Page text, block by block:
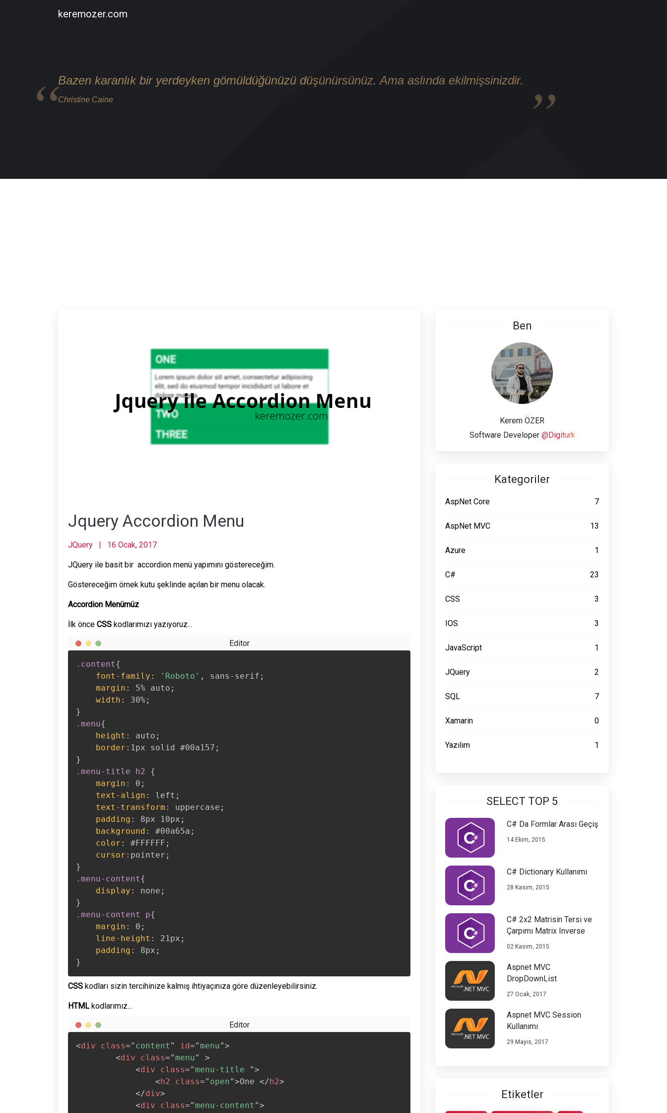
keremozer.com
Bazen karanlık bir yerdeyken gömüldüğünüzü düşünürsünüz. Ama aslında ekilmişsinizdir.
Christine Caine
Jquery Accordion Menu
JQuery 16 Ocak, 2017
JQuery ile basit bir accordion menü yapımını göstereceğim.
Göstereceğim örnek kutu şeklinde açılan bir menu olacak.
Accordion Menümüz
İlk önce CSS kodlarımızı yazıyoruz...
.content{
font-family : 'Roboto' , sans-serif ;
margin : 5% auto ;
width : 30%;
}
.menu{
height : auto ;
border : 1px solid #00a157 ;
}
.menu-title h2
{
margin : 0 ;
text-align : left ;
text-transform : uppercase ;
padding : 8px 10px ;
background : #00a65a ;
color : #FFFFFF ;
cursor : pointer ;
}
.menu-content{
display : none ;
}
.menu-content p{
margin : 0 ;
line-height : 21px ;
padding : 8px ;
}
CSS kodları sizin tercihinize kalmış ihtiyaçınıza göre düzenleyebilirsiniz.
HTMLkodlarımız...
<div class=" content " id=" menu">
<div class=" menu"
>
<div class=" menu-title ">
< h2 class=" open">One </ h2>
</div>
<div class=" menu-content ">
Ben
Kerem ÖZER
Software Developer @Digiturk
Kategoriler
AspNet Core 7
AspNet MVC 13
Azure 1
C# 23
CSS 3
IOS 3
JavaScript 1
JQuery 2
SQL 7
Xamarin 0
Yazılım 1
SELECT TOP 5
C# Da Formlar Arası Geçiş
14 Ekim, 2015
C# Dictionary Kullanımı
28 Kasım, 2015
C# 2x2 Matrisin Tersi ve
Çarpımı Matrix Inverse
02 Kasım, 2015
Aspnet MVC
DropDownList
27 Ocak, 2017
Aspnet MVC Session
Kullanımı
29 Mayıs, 2017
Etiketler